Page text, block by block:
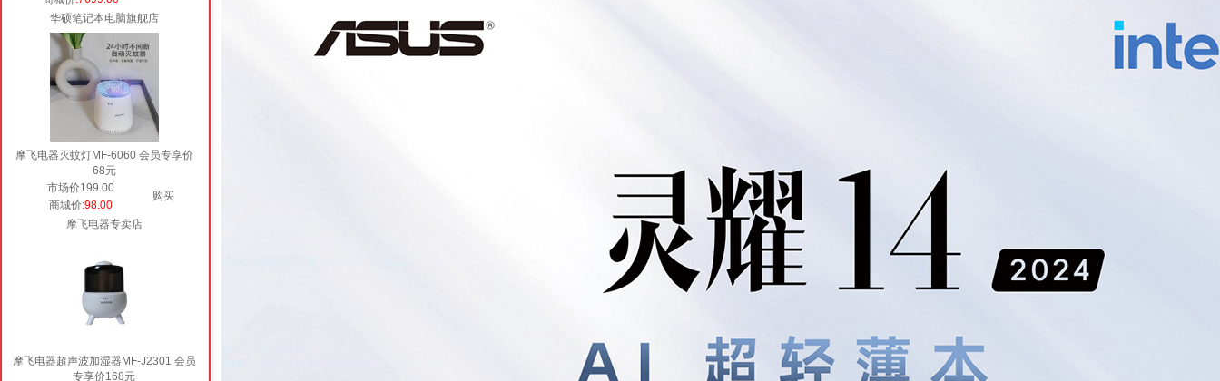
华硕笔记本电脑旗舰店
摩飞电器灭蚊灯MF-6060 会员专享价
68元
市场价199.00
购买
商城价:98.00
摩飞电器专卖店
摩飞电器超声波加湿器MF-J2301 会员
专享价168元